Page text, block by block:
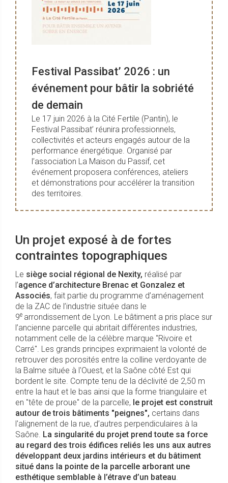
Festival Passibat’ 2026 : un
événement pour bâtir la sobriété
de demain
Le 17 juin 2026 à la Cité Fertile (Pantin), le
Festival Passibat’ réunira professionnels,
collectivités et acteurs engagés autour de la
performance énergétique. Organisé par
l’association La Maison du Passif, cet
événement proposera conférences, ateliers
et démonstrations pour accélérer la transition
des territoires.
Un projet exposé à de fortes
contraintes topographiques
Le siège social régional de Nexity, réalisé par
l’agence d’architecture Brenac et Gonzalez et
Associés, fait partie du programme d’aménagement
de la ZAC de l’industrie située dans le
9e arrondissement de Lyon. Le bâtiment a pris place sur
l’ancienne parcelle qui abritait différentes industries,
notamment celle de la célèbre marque "Rivoire et
Carré". Les grands principes exprimaient la volonté de
retrouver des porosités entre la colline verdoyante de
la Balme située à l'Ouest, et la Saône côté Est qui
bordent le site. Compte tenu de la déclivité de 2,50 m
entre la haut et le bas ainsi que la forme triangulaire et
en "tête de proue" de la parcelle, le projet est construit
autour de trois bâtiments "peignes", certains dans
l'alignement de la rue, d’autres perpendiculaires à la
Saône. La singularité du projet prend toute sa force
au regard des trois édifices reliés les uns aux autres
développant deux jardins intérieurs et du bâtiment
situé dans la pointe de la parcelle arborant une
esthétique semblable à l’étrave d’un bateau.